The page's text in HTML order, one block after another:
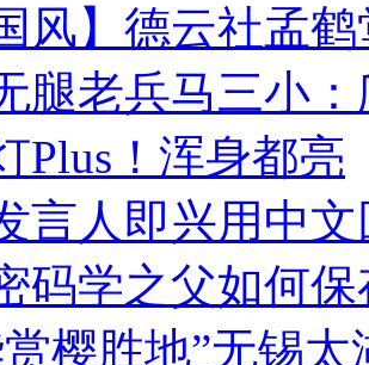
风】德云社孟
腿老兵马三小
Plus！浑身都亮
言人即兴用中
码学之父如何
樱胜地”无锡